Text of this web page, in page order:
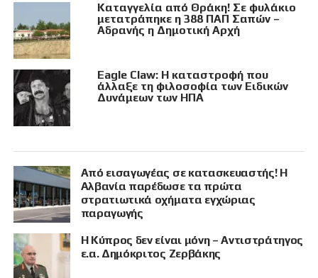
Καταγγελία από Θράκη! Σε φυλάκιο
μετατράπηκε η 388 ΠΑΠ Σαπών –
Αδρανής η Δημοτική Αρχή
Eagle Claw: Η καταστροφή που
άλλαξε τη φιλοσοφία των Ειδικών
Δυνάμεων των ΗΠΑ
Από εισαγωγέας σε κατασκευαστής! Η
Αλβανία παρέδωσε τα πρώτα
στρατιωτικά οχήματα εγχώριας
παραγωγής
Η Κύπρος δεν είναι μόνη – Αντιστράτηγος
ε.α. Δημόκριτος Ζερβάκης